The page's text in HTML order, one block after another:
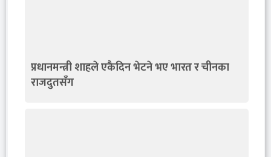
प्रधानमन्त्री शाहले एकैदिन भेटने भए भारत र चीनका
राजदुतसँग